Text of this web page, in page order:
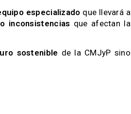
especializado que llevará a
inconsistencias que afectan la
sostenible de la CMJyP sino